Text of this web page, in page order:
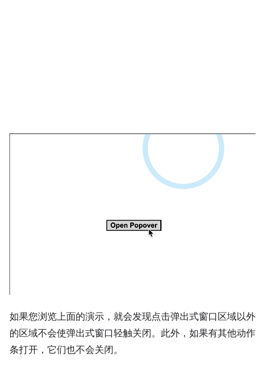
如果您浏览上面的演示，就会发现点击弹出式窗口区域以外
的区域不会使弹出式窗口轻触关闭。此外，如果有其他动作
条打开，它们也不会关闭。